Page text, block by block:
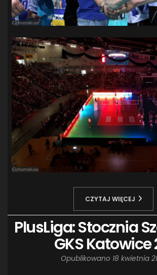
CZYTAJ WIĘCEJ
PlusLiga: Stocznia
GKS Katowice
Opublikowano 18 kwietnia